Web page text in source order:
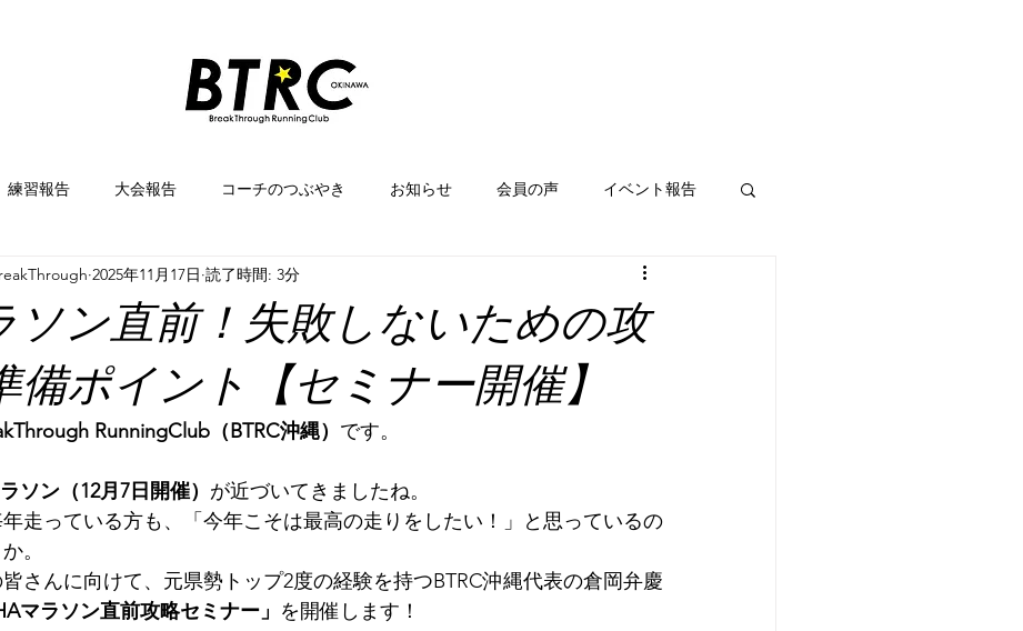
練習報告 大会報告 コーチのつぶやき お知らせ 会員の声 イベント報告
内 練習方法 会員寄稿 コーチ紹介
ソン直前！失敗しないための攻
備ポイント【セミナー開催】
2025年11月17日 読了時間: 3分
RunningClub（BTRC沖縄） です。
ソン（12月7日開催） が近づいてきましたね。
走っている方も、「今年こそは最高の走りをしたい！」と思っているの
。
さんに向けて、元県勢トップ2度の経験を持つBTRC沖縄代表の倉岡弁慶
マラソン直前攻略セミナー」 を開催します！